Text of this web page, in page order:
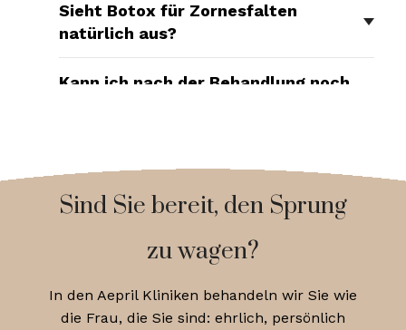
Sieht Botox für Zornesfalten
natürlich aus?
Kann ich nach der Behandlung noch
Sind Sie bereit, den Sprung
zu wagen?
In den Aepril Kliniken behandeln wir Sie wie
die Frau, die Sie sind: ehrlich, persönlich